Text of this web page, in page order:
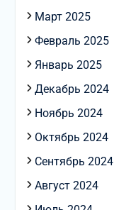
Март 2025
Февраль 2025
Январь 2025
Декабрь 2024
Ноябрь 2024
Октябрь 2024
Сентябрь 2024
Август 2024